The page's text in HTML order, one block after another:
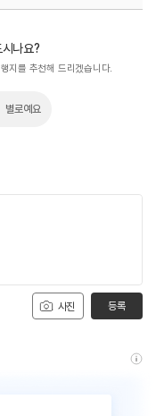
나요?
지를 추천해 드리겠습니다.
별로예요
사진 등록